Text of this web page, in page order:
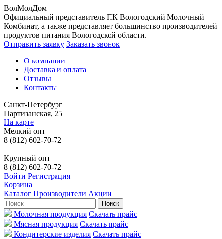
ВолМолДом
Официальный представитель ПК Вологодский Молочный
Комбинат, а также представляет большинство производителей
продуктов питания Вологодской области.
Отправить заявку Заказать звонок
О компании
Доставка и оплата
Отзывы
Контакты
Санкт-Петербург
Партизанская, 25
На карте
Мелкий опт
8 (812) 602-70-72
Крупный опт
8 (812) 602-70-72
Войти Регистрация
Корзина
Каталог Производители Акции
Молочная продукция Скачать прайс
Мясная продукция Скачать прайс
Кондитерские изделия Скачать прайс